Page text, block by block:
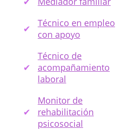
Técnico en empleo
con apoyo
Técnico de
acompañamiento
laboral
Monitor de
rehabilitación
psicosocial